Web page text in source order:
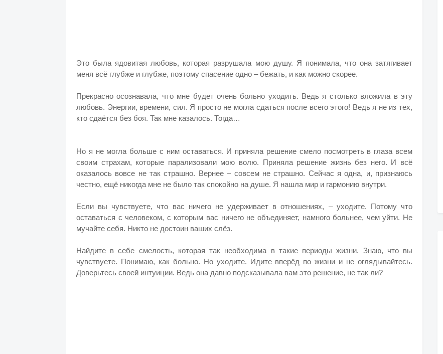
Это была ядовитая любовь, которая разрушала мою душу. Я понимала, что она затягивает
меня всё глубже и глубже, поэтому спасение одно – бежать, и как можно скорее.
Прекрасно осознавала, что мне будет очень больно уходить. Ведь я столько вложила в эту
любовь. Энергии, времени, сил. Я просто не могла сдаться после всего этого! Ведь я не из тех,
кто сдаётся без боя. Так мне казалось. Тогда…
Но я не могла больше с ним оставаться. И приняла решение смело посмотреть в глаза всем
своим страхам, которые парализовали мою волю. Приняла решение жизнь без него. И всё
оказалось вовсе не так страшно. Вернее – совсем не страшно. Сейчас я одна, и, признаюсь
честно, ещё никогда мне не было так спокойно на душе. Я нашла мир и гармонию внутри.
Если вы чувствуете, что вас ничего не удерживает в отношениях, – уходите. Потому что
оставаться с человеком, с которым вас ничего не объединяет, намного больнее, чем уйти. Не
мучайте себя. Никто не достоин ваших слёз.
Найдите в себе смелость, которая так необходима в такие периоды жизни. Знаю, что вы
чувствуете. Понимаю, как больно. Но уходите. Идите вперёд по жизни и не оглядывайтесь.
Доверьтесь своей интуиции. Ведь она давно подсказывала вам это решение, не так ли?